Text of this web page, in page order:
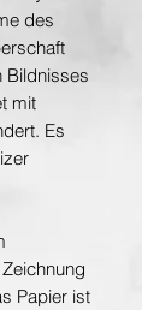
des
Bildnisses
mit
Es
Papier ist